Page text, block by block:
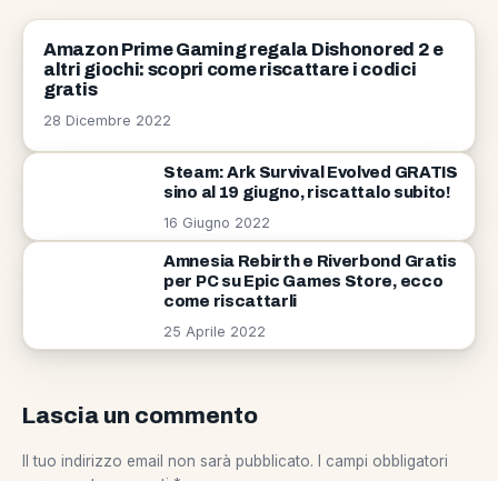
GIOCHI
Amazon Prime Gaming regala Dishonored 2 e
altri giochi: scopri come riscattare i codici
gratis
28 Dicembre 2022
Steam: Ark Survival Evolved GRATIS
sino al 19 giugno, riscattalo subito!
16 Giugno 2022
Amnesia Rebirth e Riverbond Gratis
per PC su Epic Games Store, ecco
come riscattarli
25 Aprile 2022
Lascia un commento
Il tuo indirizzo email non sarà pubblicato.
I campi obbligatori